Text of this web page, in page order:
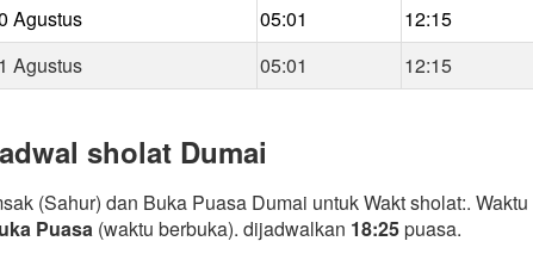
Agustus
05:01 12:15
Agustus
05:01 12:15
sholat Dumai
(Sahur) dan Buka Puasa Dumai untuk Wakt sholat:. Waktu
Puasa (waktu berbuka). dijadwalkan 18:25puasa.